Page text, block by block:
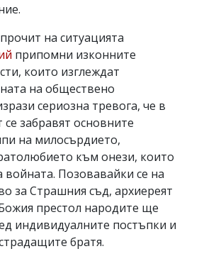
на ситуацията
припомни изконните
които изглеждат
на обществено
сериозна тревога, че в
забравят основните
на милосърдието,
към онези, които
войната. Позовавайки се на
за Страшния съд, архиереят
престол народите ще
индивидуалните постъпки и
братя.